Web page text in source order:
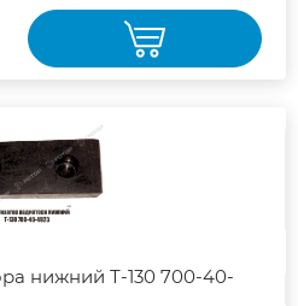
нижний Т-130 700-40-